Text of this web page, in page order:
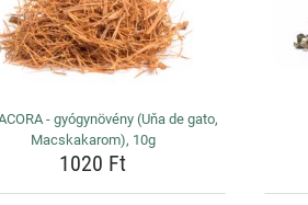
- gyógynövény (Uňa de gato,
Macskakarom), 10g
1020 Ft